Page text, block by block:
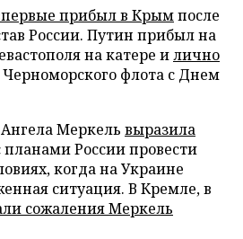
прибыл в Крымпосле
России. Путин прибыл на
на катере илично
флота с Днем
Меркель выразила
планами России провести
когда на Украине
ситуация. В Кремле, в
сожаления Меркель